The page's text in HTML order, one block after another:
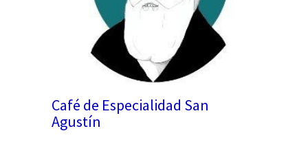
Café de Especialidad San
Agustín